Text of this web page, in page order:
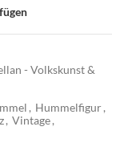
- Volkskunst &
, Hummelfigur,
, Vintage,